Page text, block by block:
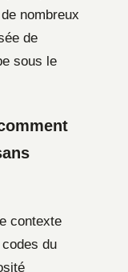
nombreux
de
sous le
contexte
du